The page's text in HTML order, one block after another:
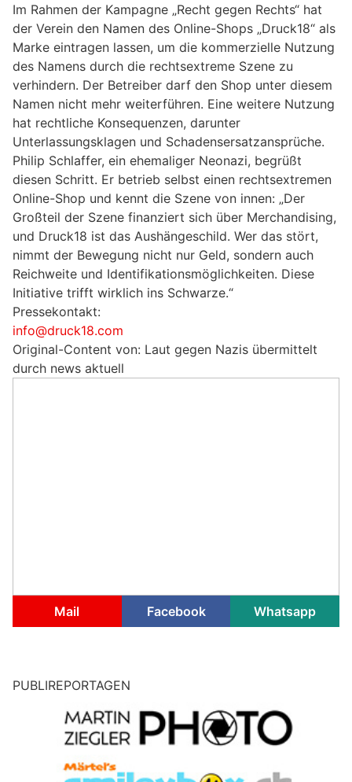
Im Rahmen der Kampagne „Recht gegen Rechts“ hat
der Verein den Namen des Online-Shops „Druck18“ als
Marke eintragen lassen, um die kommerzielle Nutzung
des Namens durch die rechtsextreme Szene zu
verhindern. Der Betreiber darf den Shop unter diesem
Namen nicht mehr weiterführen. Eine weitere Nutzung
hat rechtliche Konsequenzen, darunter
Unterlassungsklagen und Schadensersatzansprüche.
Philip Schlaffer, ein ehemaliger Neonazi, begrüßt
diesen Schritt. Er betrieb selbst einen rechtsextremen
Online-Shop und kennt die Szene von innen: „Der
Großteil der Szene finanziert sich über Merchandising,
und Druck18 ist das Aushängeschild. Wer das stört,
nimmt der Bewegung nicht nur Geld, sondern auch
Reichweite und Identifikationsmöglichkeiten. Diese
Initiative trifft wirklich ins Schwarze.“
Pressekontakt:
info@druck18.com
Original-Content von: Laut gegen Nazis übermittelt
durch news aktuell
Mail Facebook Whatsapp
PUBLIREPORTAGEN